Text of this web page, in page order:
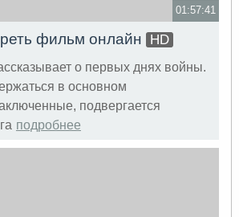
01:57:41
фильм онлайн HD
о первых днях войны.
в основном
подвергается
подробнее